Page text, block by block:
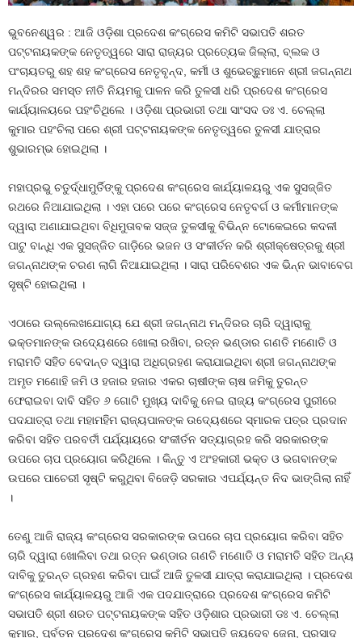
ଭୁବନେଶ୍ୱର : ଆଜି ଓଡ଼ିଶା ପ୍ରଦେଶ କଂଗ୍ରେସ କମିଟି ସଭାପତି ଶରତ
ପଟ୍ଟନାୟକଙ୍କ ନେତୃତ୍ୱରେ ସାରା ରାଜ୍ୟର ପ୍ରତ୍ୟେକ ଜିଲ୍ଲା, ବ୍ଲକ ଓ
ପଂଚାୟତରୁ ଶହ ଶହ କଂଗ୍ରେସ ନେତୃବୃନ୍ଦ, କର୍ମୀ ଓ ଶୁଭେଚ୍ଛୁମାନେ ଶ୍ରୀ ଜଗନ୍ନାଥ
ମନ୍ଦିରର ସମସ୍ତ ନୀତି ନିୟମକୁ ପାଳନ କରି ତୁଳସୀ ଧରି ପ୍ରଦେଶ କଂଗ୍ରେସ
କାର୍ଯ୍ୟାଳୟରେ ପହଂଚିଥିଲେ । ଓଡ଼ିଶା ପ୍ରଭାରୀ ତଥା ସାଂସଦ ଡଃ ଏ. ଚେଲ୍ଲା
କୁମାର ପହଂଚିଲା ପରେ ଶ୍ରୀ ପଟ୍ଟନାୟକଙ୍କ ନେତୃତ୍ୱରେ ତୁଳସୀ ଯାତ୍ରାର
ଶୁଭାରମ୍ଭ ହୋଇଥିଲା ।
ମହାପ୍ରଭୁ ଚତୁର୍ଦ୍ଧାମୁର୍ତିଙ୍କୁ ପ୍ରଦେଶ କଂଗ୍ରେସ କାର୍ଯ୍ୟାଳୟରୁ ଏକ ସୁସଜ୍ଜିତ
ରଥରେ ନିଆଯାଇଥିଲା । ଏହା ପରେ ପରେ କଂଗ୍ରେସ ନେତୃବର୍ଗ ଓ କର୍ମୀମାନଙ୍କ
ଦ୍ୱାରା ଅଣାଯାଇଥିବା ବିଧିମୁତାବକ ସଜ୍ଜ ତୁଳସୀକୁ ବିଭିନ୍ନ ଟୋକେଇରେ କଦଳୀ
ପାଟୁ ବାନ୍ଧି ଏକ ସୁସଜ୍ଜିତ ଗାଡ଼ିରେ ଭଜନ ଓ ସଂକୀର୍ତନ କରି ଶ୍ରୀକ୍ଷେତ୍ରକୁ ଶ୍ରୀ
ଜଗନ୍ନାଥଙ୍କ ଚରଣ ଲାଗି ନିଆଯାଇଥିଲା । ସାରା ପରିବେଶର ଏକ ଭିନ୍ନ ଭାବାବେଗ
ସୃଷ୍ଟି ହୋଇଥିଲା ।
ଏଠାରେ ଉଲ୍ଲେଖଯୋଗ୍ୟ ଯେ ଶ୍ରୀ ଜଗନ୍ନାଥ ମନ୍ଦିରର ଚାରି ଦ୍ୱାରାକୁ
ଭକ୍ତମାନଙ୍କ ଉଦ୍ୟେଶରେ ଖୋଲା ରଖିବା, ରତ୍ନ ଭଣ୍ଡାର ଗଣତି ମଣୋତି ଓ
ମରାମତି ସହିତ ବେଦାନ୍ତ ଦ୍ୱାରା ଅଧିଗ୍ରହଣ କରାଯାଇଥିବା ଶ୍ରୀ ଜଗନ୍ନାଥଙ୍କ
ଅମୃତ ମଣୋହି ଜମି ଓ ହଜାର ହଜାର ଏକର ଚାଷୀଙ୍କ ଚାଷ ଜମିକୁ ତୁରନ୍ତ
ଫେରାଇବା ଦାବି ସହିତ ୬ ଗୋଟି ମୁଖ୍ୟ ଦାବିକୁ ନେଇ ରାଜ୍ୟ କଂଗ୍ରେସ ପୁରୀରେ
ପଦଯାତ୍ରା ତଥା ମହାମହିମ ରାଜ୍ୟପାଳଙ୍କ ଉଦ୍ୟେଶରେ ସ୍ମାରକ ପତ୍ର ପ୍ରଦାନ
କରିବା ସହିତ ପରବର୍ତୀ ପର୍ଯ୍ୟାୟରେ ସଂକୀର୍ତନ ସତ୍ୟାଗ୍ରହ କରି ସରକାରଙ୍କ
ଉପରେ ଚାପ ପ୍ରୟୋଗ କରିଥିଲେ । କିନ୍ତୁ ଏ ଅଂହକାରୀ ଭକ୍ତ ଓ ଭଗବାନଙ୍କ
ଉପରେ ପାଚେରୀ ସୃଷ୍ଟି କରୁଥିବା ବିଜେଡ଼ି ସରକାର ଏପର୍ଯ୍ୟନ୍ତ ନିଦ ଭାଙ୍ଗିଲା ନାହିଁ
।
ତେଣୁ ଆଜି ରାଜ୍ୟ କଂଗ୍ରେସ ସରକାରଙ୍କ ଉପରେ ଚାପ ପ୍ରୟୋଗ କରିବା ସହିତ
ଚାରି ଦ୍ୱାରା ଖୋଲିବା ତଥା ରତ୍ନ ଭଣ୍ଡାର ଗଣତି ମଣୋତି ଓ ମରାମତି ସହିତ ଅନ୍ୟ
ଦାବିକୁ ତୁରନ୍ତ ଗ୍ରହଣ କରିବା ପାଇଁ ଆଜି ତୁଳସୀ ଯାତ୍ରା କରାଯାଇଥିଲା । ପ୍ରଦେଶ
କଂଗ୍ରେସ କାର୍ଯ୍ୟାଳୟରୁ ଆଜି ଏକ ପଦଯାତ୍ରାରେ ପ୍ରଦେଶ କଂଗ୍ରେସ କମିଟି
ସଭାପତି ଶ୍ରୀ ଶରତ ପଟ୍ଟନାୟକଙ୍କ ସହିତ ଓଡ଼ିଶାର ପ୍ରଭାରୀ ଡଃ ଏ. ଚେଲ୍ଲା
କୁମାର, ପୂର୍ବତନ ପ୍ରଦେଶ କଂଗ୍ରେସ କମିଟି ସଭାପତି ଜୟଦେବ ଜେନା, ପ୍ରସାଦ